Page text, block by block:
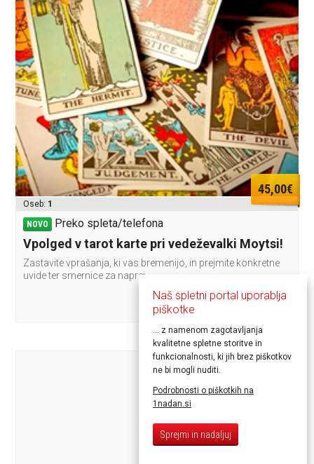
45,00€
Oseb: 1
NOVO Preko spleta/telefona
Vpolged v tarot karte pri vedeževalki Moytsi!
Zastavite vprašanja, ki vas bremenijo, in prejmite konkretne
uvide ter smernice za naprej.
Naš spletni portal uporablja
piškotke
... z namenom zagotavljanja
kvalitetne spletne storitve in
funkcionalnosti, ki jih brez piškotkov
ne bi mogli nuditi.
Podrobnosti o piškotkih na
1nadan.si
Sprejmi in nadaljuj